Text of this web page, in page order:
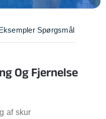
Spørgsmål
Og Fjernelse
af skur